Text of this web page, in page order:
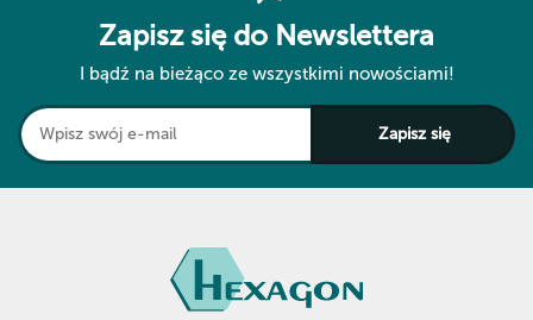
Zapisz się do Newslettera
I bądź na bieżąco ze wszystkimi nowościami!